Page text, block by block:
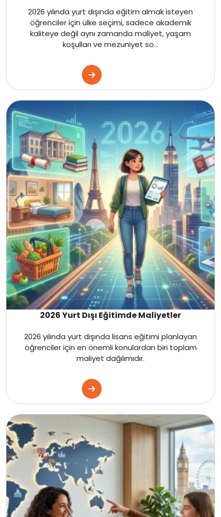
Kanada
Dubai
Kanada
Amerika
İngiltere
Kanada
Malta
İngiltere
Amerika
Kanada
Fransa
2026 yılında yurt dışında eğitim almak isteyen
öğrenciler için ülke seçimi, sadece akademik
kaliteye değil aynı zamanda maliyet, yaşam
koşulları ve mezuniyet so...
2026 Yurt Dışı Eğitimde Maliyetler
2026 yılında yurt dışında lisans eğitimi planlayan
öğrenciler için en önemli konulardan biri toplam
maliyet dağılımıdır.